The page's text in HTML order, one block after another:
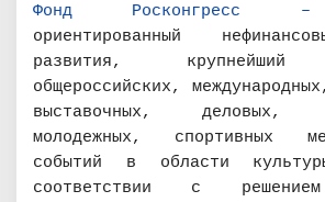
Фонд
ориентированный
развития, крупнейший
общероссийских,
выставочных, деловых,
молодежных, спортивных
событий в области
соответствии с